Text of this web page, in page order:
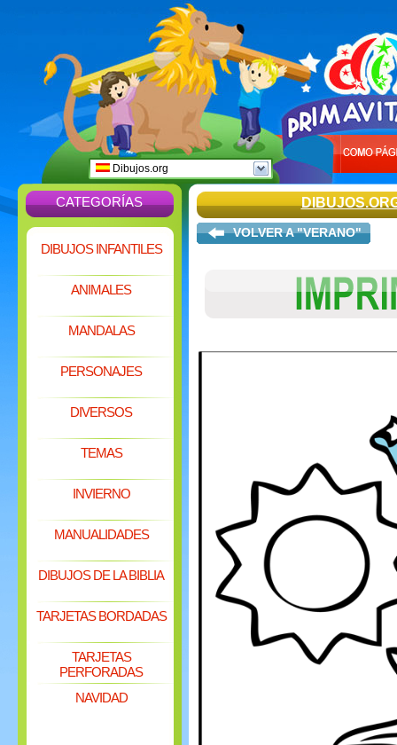
Dibujos.org
CATEGORÍAS
DIBUJOS INFANTILES
ANIMALES
MANDALAS
PERSONAJES
DIVERSOS
TEMAS
INVIERNO
MANUALIDADES
DIBUJOS DE LA BIBLIA
TARJETAS BORDADAS
TARJETAS
PERFORADAS
NAVIDAD
VOLVER A "VERANO"